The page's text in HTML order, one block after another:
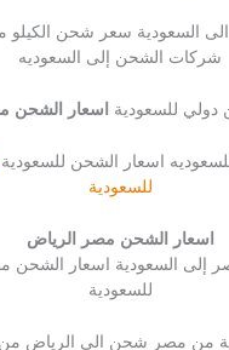
السعودية سعر شحن الكيلو
شركات الشحن إلى السعوديه
للسعودية اسعار الشحن
اسعار الشحن للسعودية
للسعودية
اسعار الشحن مصر الرياض
إلى السعودية اسعار الشحن
للسعودية
من مصر شحن الى الرياض